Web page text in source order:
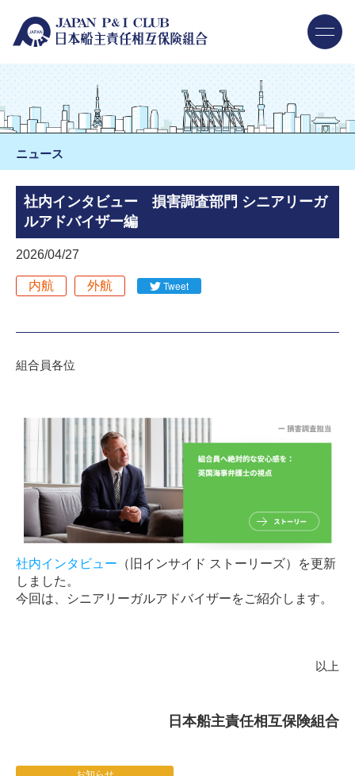
ニュース
社内インタビュー 損害調査部門 シニアリーガ
ルアドバイザー編
2026/04/27
内航 外航 Tweet
組合員各位
社内インタビュー （旧インサイド ストーリーズ）を更新
しました。
今回は、シニアリーガルアドバイザーをご紹介します。
以上
日本船主責任相互保険組合